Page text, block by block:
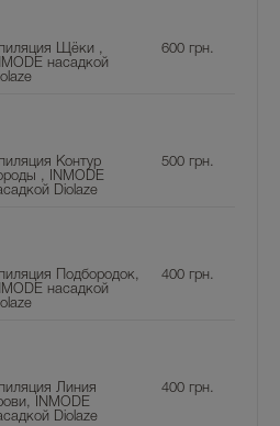
Щёки ,
насадкой
600грн.
Контур
, INMODE
Diolaze
500грн.
Подбородок,
насадкой
400грн.
Линия
INMODE
Diolaze
400грн.